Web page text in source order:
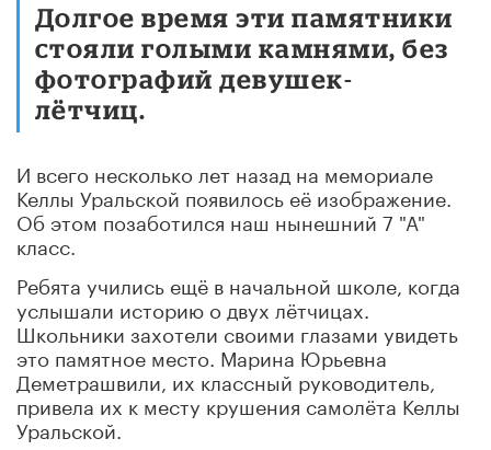
Долгое время эти памятники
стояли голыми камнями, без
фотографий девушек-
лётчиц.
И всего несколько лет назад на мемориале
Келлы Уральской появилось её изображение.
Об этом позаботился наш нынешний 7 "А"
класс.
Ребята учились ещё в начальной школе, когда
услышали историю о двух лётчицах.
Школьники захотели своими глазами увидеть
это памятное место. Марина Юрьевна
Деметрашвили, их классный руководитель,
привела их к месту крушения самолёта Келлы
Уральской.